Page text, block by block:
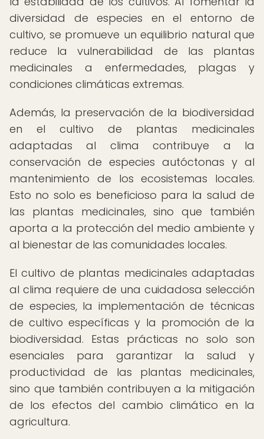
diversidad de especies en el entorno de
cultivo, se promueve un equilibrio natural que
reduce la vulnerabilidad de las plantas
medicinales a enfermedades, plagas y
condiciones climáticas extremas.
Además, la preservación de la biodiversidad
en el cultivo de plantas medicinales
adaptadas al clima contribuye a la
conservación de especies autóctonas y al
mantenimiento de los ecosistemas locales.
Esto no solo es beneficioso para la salud de
las plantas medicinales, sino que también
aporta a la protección del medio ambiente y
al bienestar de las comunidades locales.
El cultivo de plantas medicinales adaptadas
al clima requiere de una cuidadosa selección
de especies, la implementación de técnicas
de cultivo específicas y la promoción de la
biodiversidad. Estas prácticas no solo son
esenciales para garantizar la salud y
productividad de las plantas medicinales,
sino que también contribuyen a la mitigación
de los efectos del cambio climático en la
agricultura.